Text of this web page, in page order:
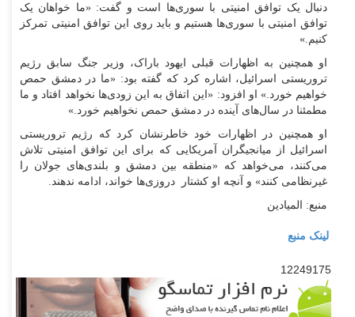
دنبال یک توافق امنیتی با سوری‌ها است و گفت: «ما خواهان یک
توافق امنیتی با سوری‌ها هستیم و باید روی این توافق امنیتی تمرکز
کنیم.»
او همچنین به اظهارات قبلی ایهود باراک، وزیر جنگ سابق رژیم
تروریستی اسرائیل، اشاره کرد که گفته بود: «ما در دمشق حمص
خواهیم خورد.» او افزود: «این اتفاق به این زودی‌ها نخواهد افتاد و ما
مطمئنا در سال‌های آینده در دمشق حمص نخواهیم خورد.»
او همچنین در اظهارات خود خاطرنشان کرد که رژیم تروریستی
اسرائیل از میانجیگران آمریکایی که برای این توافق امنیتی تلاش
می‌کنند، می‌خواهد که «منطقه بین دمشق و بلندی‌های جولان را
غیرنظامی کنند» و آنچه او کشتار دروزی‌ها خواند، ادامه ندهند.
منبع: المیادین
لینک منبع
12249175